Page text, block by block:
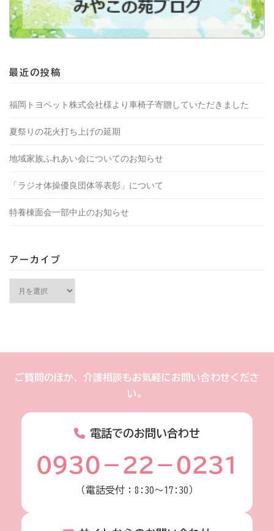
最近の投稿
福岡トヨペット株式会社様より車椅子寄贈していただきました
夏祭りの花火打ち上げの延期
地域家族ふれあい会についてのお知らせ
「ラジオ体操優良団体等表彰」について
特養棟面会一部中止のお知らせ
アーカイブ
アーカイブ
ご質問のほか、介護相談もお気軽にお問い合わせくださ
い。
電話でのお問い合わせ
（電話受付：8:30～17:30）